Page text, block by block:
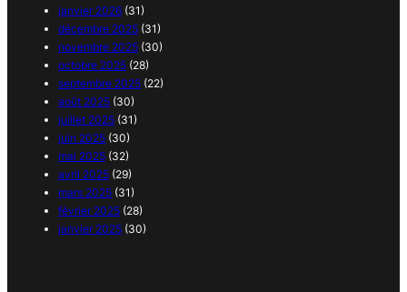
janvier 2026 (31)
décembre 2025 (31)
novembre 2025 (30)
octobre 2025 (28)
septembre 2025 (22)
août 2025 (30)
juillet 2025 (31)
juin 2025 (30)
mai 2025 (32)
avril 2025 (29)
mars 2025 (31)
février 2025 (28)
janvier 2025 (30)